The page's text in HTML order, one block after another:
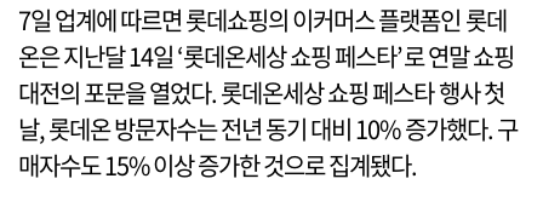
7일 업계에 따르면 롯데쇼핑의 이커머스 플랫폼인 롯데
온은 지난달 14일 ‘롯데온세상 쇼핑 페스타’로 연말 쇼핑
대전의 포문을 열었다. 롯데온세상 쇼핑 페스타 행사 첫
날, 롯데온 방문자수는 전년 동기 대비 10% 증가했다. 구
매자수도 15% 이상 증가한 것으로 집계됐다.